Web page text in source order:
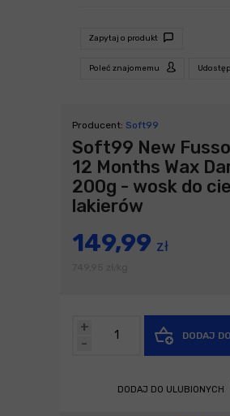
Zapytaj o produkt
Poleć znajomemu
Producent: Soft99
Soft99 New
12 Months Wax
200g - wosk do
lakierów
149,99 zł
-
+
DODAJ
DODAJ DO ULUBIONYCH